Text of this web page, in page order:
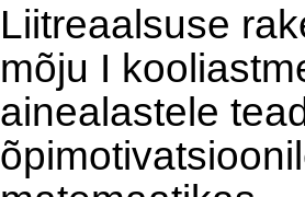
Liitreaalsuse
mõju I
ainealastele